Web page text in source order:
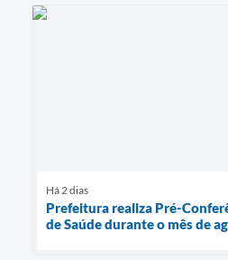
Há 2 dias
Prefeitura realiza Pré-
de Saúde durante o mês de